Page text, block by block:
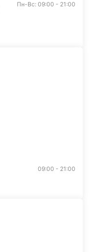
Пн-Вс: 09:00 - 21:00
09:00 - 21:00